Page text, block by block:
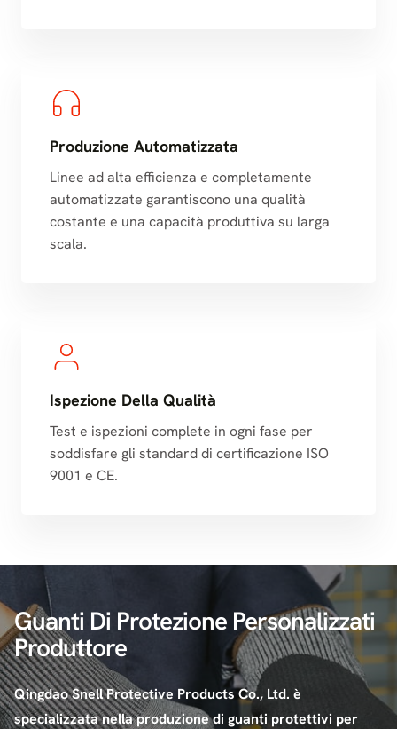
Produzione Automatizzata
Linee ad alta efficienza e completamente
automatizzate garantiscono una qualità
costante e una capacità produttiva su larga
scala.
Ispezione Della Qualità
Test e ispezioni complete in ogni fase per
soddisfare gli standard di certificazione ISO
9001 e CE.
Guanti Di Protezione Personalizzati
Produttore
Qingdao Snell Protective Products Co., Ltd. è
specializzata nella produzione di guanti protettivi per